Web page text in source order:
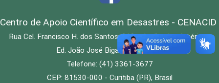
Centro de Apoio Científico em Desastres - CENACID
Rua Cel. Francisco H. dos Santos, 210 - Jardim das Américas
Ed. João José Bigarella, 1º andar
Telefone: (41) 3361-3677
CEP: 81530-000 - Curitiba (PR), Brasil